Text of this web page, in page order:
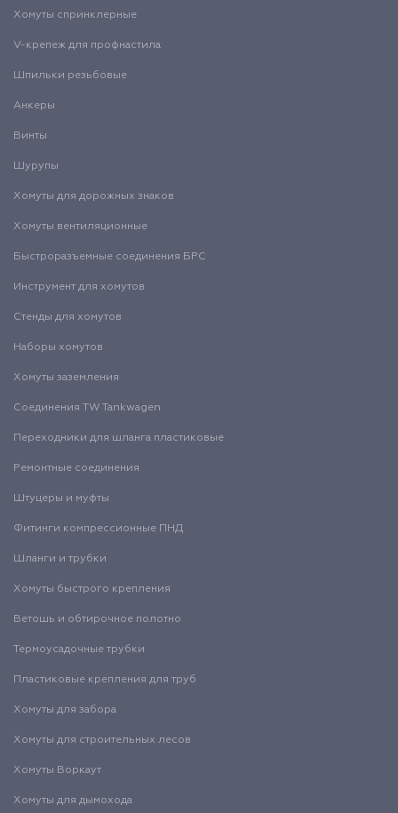
Хомуты спринклерные
V-крепеж для профнастила
Шпильки резьбовые
Анкеры
Винты
Шурупы
Хомуты для дорожных знаков
Хомуты вентиляционные
Быстроразъемные соединения БРС
Инструмент для хомутов
Стенды для хомутов
Наборы хомутов
Хомуты заземления
Соединения TW Tankwagen
Переходники для шланга пластиковые
Ремонтные соединения
Штуцеры и муфты
Фитинги компрессионные ПНД
Шланги и трубки
Хомуты быстрого крепления
Ветошь и обтирочное полотно
Термоусадочные трубки
Пластиковые крепления для труб
Хомуты для забора
Хомуты для строительных лесов
Хомуты Воркаут
Хомуты для дымохода